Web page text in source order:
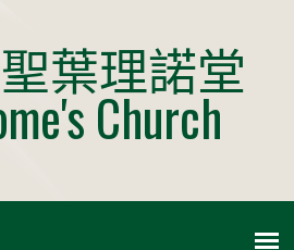
葉理諾堂
Church